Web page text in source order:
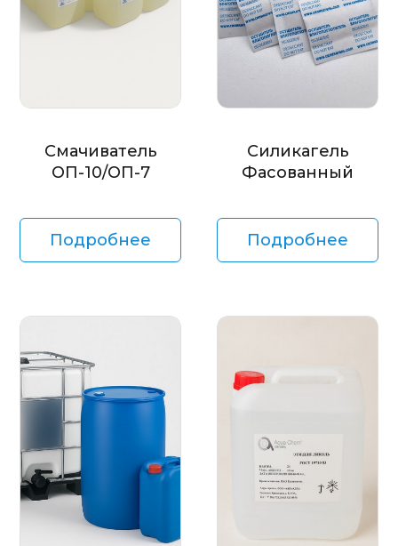
Смачиватель
ОП-10/ОП-7
Подробнее
Силикагель
Фасованный
Подробнее